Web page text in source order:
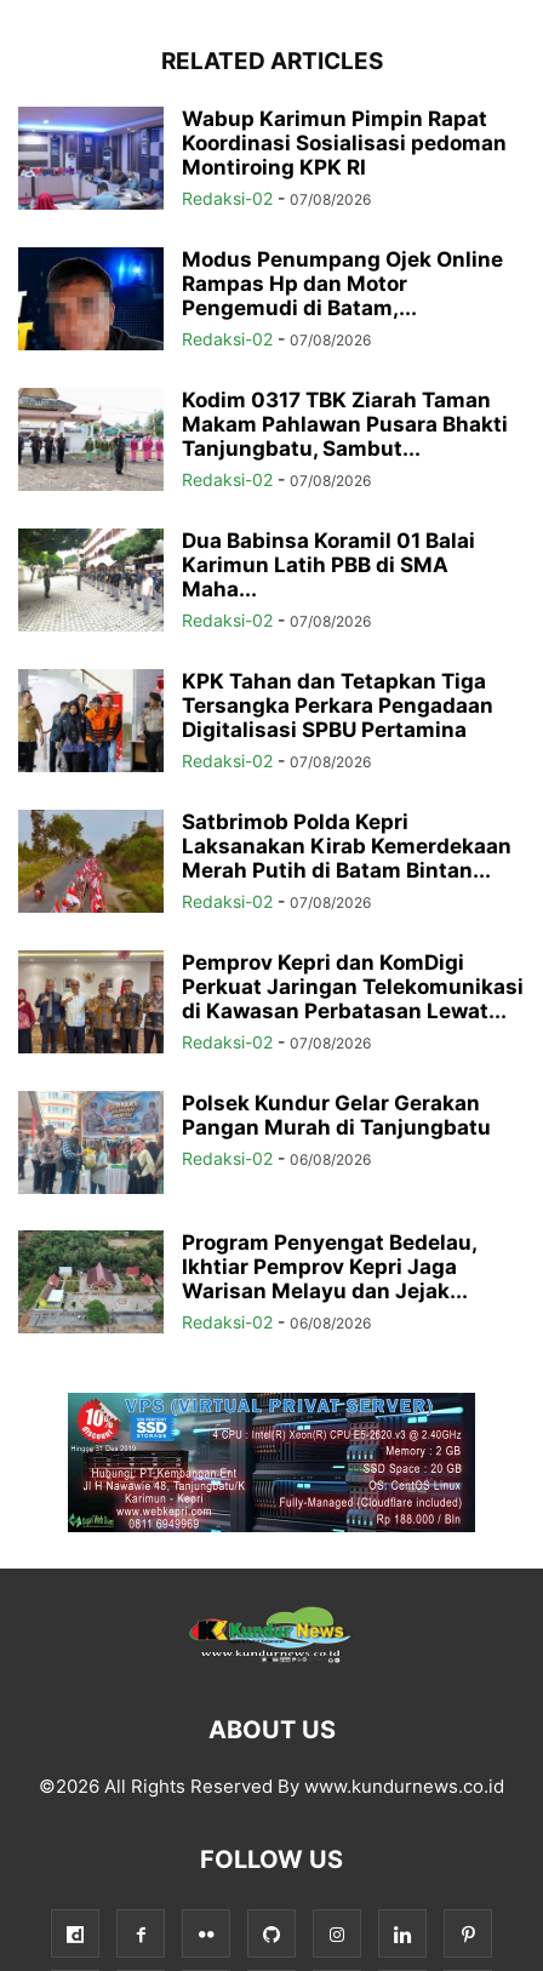
RELATED ARTICLES
Wabup Karimun Pimpin Rapat
Koordinasi Sosialisasi pedoman
Montiroing KPK RI
Redaksi-02 - 07/08/2026
Modus Penumpang Ojek Online
Rampas Hp dan Motor
Pengemudi di Batam,...
Redaksi-02 - 07/08/2026
Kodim 0317 TBK Ziarah Taman
Makam Pahlawan Pusara Bhakti
Tanjungbatu, Sambut...
Redaksi-02 - 07/08/2026
Dua Babinsa Koramil 01 Balai
Karimun Latih PBB di SMA
Maha...
Redaksi-02 - 07/08/2026
KPK Tahan dan Tetapkan Tiga
Tersangka Perkara Pengadaan
Digitalisasi SPBU Pertamina
Redaksi-02 - 07/08/2026
Satbrimob Polda Kepri
Laksanakan Kirab Kemerdekaan
Merah Putih di Batam Bintan...
Redaksi-02 - 07/08/2026
Pemprov Kepri dan KomDigi
Perkuat Jaringan Telekomunikasi
di Kawasan Perbatasan Lewat...
Redaksi-02 - 07/08/2026
Polsek Kundur Gelar Gerakan
Pangan Murah di Tanjungbatu
Redaksi-02 - 06/08/2026
Program Penyengat Bedelau,
Ikhtiar Pemprov Kepri Jaga
Warisan Melayu dan Jejak...
Redaksi-02 - 06/08/2026
ABOUT US
©2026 All Rights Reserved By www.kundurnews.co.id
FOLLOW US